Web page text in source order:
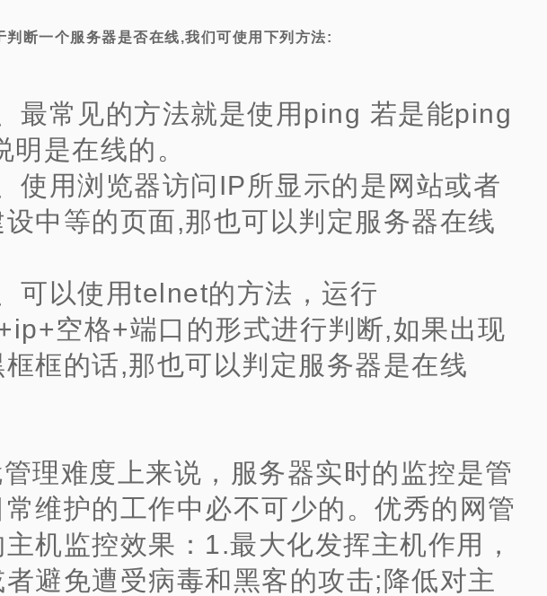
判断一个服务器是否在线,我们可使用下列方法:
最常见的方法就是使用ping 若是能ping
明是在线的。
使用浏览器访问IP所显示的是网站或者
设中等的页面,那也可以判定服务器在线
可以使用telnet的方法，运行
空格+端口的形式进行判断,如果出现
框框的话,那也可以判定服务器是在线
理难度上来说，服务器实时的监控是管
维护的工作中必不可少的。优秀的网管
机监控效果：1.最大化发挥主机作用，
避免遭受病毒和黑客的攻击;降低对主